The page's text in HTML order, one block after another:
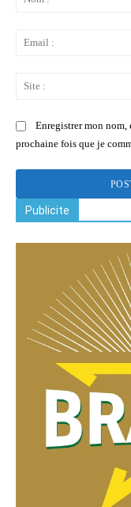
Enregistrer mon nom,
prochaine fois que je
Publicite